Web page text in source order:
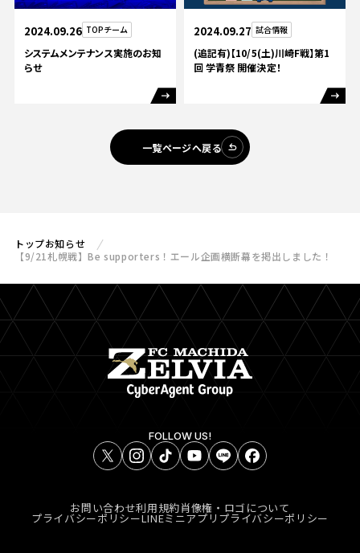
2024.09.26 TOPチーム
システムメンテナンス実施のお知
らせ
2024.09.27 試合情報
(追記有)【10/5(土)川崎F戦】第1
回 学青祭 開催決定！
一覧ページへ戻る
トップお知らせ
【9/21札幌戦】Be supporters！エール企画横断幕を掲出しました！
FOLLOW US!
お問い合わせ利用規約肖像権・ロゴについて
プライバシーポリシーLINEミニアプリプライバシーポリシー